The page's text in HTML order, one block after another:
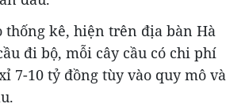
thống kê, hiện trên địa bàn Hà
đi bộ, mỗi cây cầu có chi phí
7-10 tỷ đồng tùy vào quy mô và